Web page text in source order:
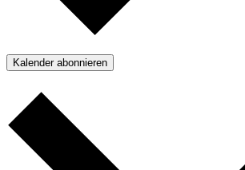
Kalender abonnieren